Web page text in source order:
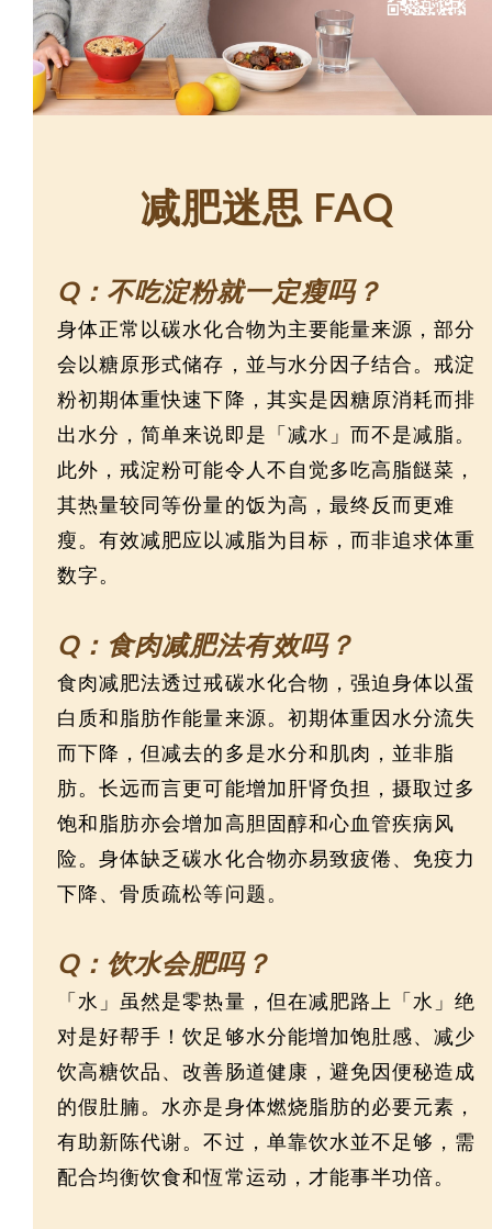
减肥迷思 FAQ
Q：不吃淀粉就一定瘦吗？
身体正常以碳水化合物为主要能量来源，部分
会以糖原形式储存，並与水分因子结合。戒淀
粉初期体重快速下降，其实是因糖原消耗而排
出水分，简单来说即是「减水」而不是减脂。
此外，戒淀粉可能令人不自觉多吃高脂餸菜，
其热量较同等份量的饭为高，最终反而更难
瘦。有效减肥应以减脂为目标，而非追求体重
数字。
Q：食肉减肥法有效吗？
食肉减肥法透过戒碳水化合物，强迫身体以蛋
白质和脂肪作能量来源。初期体重因水分流失
而下降，但减去的多是水分和肌肉，並非脂
肪。长远而言更可能增加肝肾负担，摄取过多
饱和脂肪亦会增加高胆固醇和心血管疾病风
险。身体缺乏碳水化合物亦易致疲倦、免疫力
下降、骨质疏松等问题。
Q：饮水会肥吗？
「水」虽然是零热量，但在减肥路上「水」绝
对是好帮手！饮足够水分能增加饱肚感、减少
饮高糖饮品、改善肠道健康，避免因便秘造成
的假肚腩。水亦是身体燃烧脂肪的必要元素，
有助新陈代谢。不过，单靠饮水並不足够，需
配合均衡饮食和恆常运动，才能事半功倍。